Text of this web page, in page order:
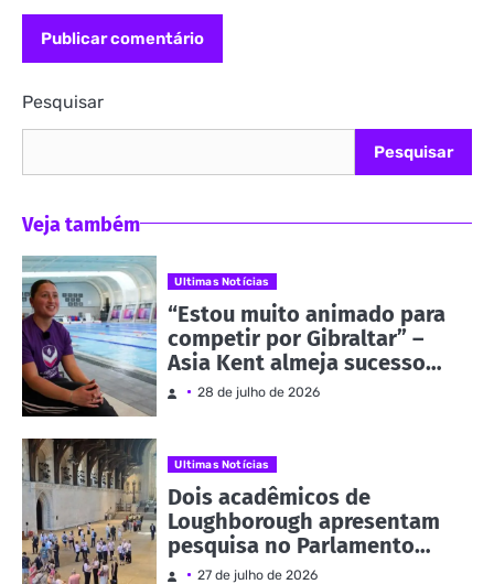
Pesquisar
Pesquisar
Veja também
Ultimas Notícias
“Estou muito animado para
competir por Gibraltar” –
Asia Kent almeja sucesso
nos Jogos da
28 de julho de 2026
Ultimas Notícias
Dois acadêmicos de
Loughborough apresentam
pesquisa no Parlamento
como parte da Evidence
27 de julho de 2026